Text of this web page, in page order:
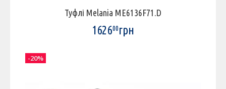
Туфлі Melania ME6136F71.D
162600грн
-20%